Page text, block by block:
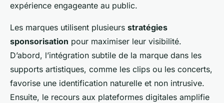
expérience engageante au public.
Les marques utilisent plusieurs stratégies
sponsorisation pour maximiser leur visibilité.
D’abord, l’intégration subtile de la marque dans les
supports artistiques, comme les clips ou les concerts,
favorise une identification naturelle et non intrusive.
Ensuite, le recours aux plateformes digitales amplifie